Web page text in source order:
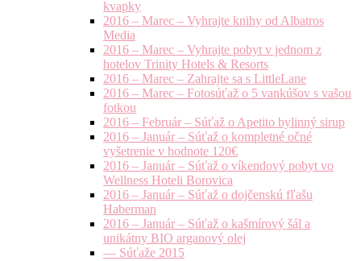
kvapky
2016 – Marec – Vyhrajte knihy od Albatros
Media
2016 – Marec – Vyhrajte pobyt v jednom z
hotelov Trinity Hotels & Resorts
2016 – Marec – Zahrajte sa s LittleLane
2016 – Marec – Fotosúťaž o 5 vankúšov s vašou
fotkou
2016 – Február – Súťaž o Apetito bylinný sirup
2016 – Január – Súťaž o kompletné očné
vyšetrenie v hodnote 120€
2016 – Január – Súťaž o víkendový pobyt vo
Wellness Hoteli Borovica
2016 – Január – Súťaž o dojčenskú fľašu
Haberman
2016 – Január – Súťaž o kašmírový šál a
unikátny BIO arganový olej
— Súťaže 2015